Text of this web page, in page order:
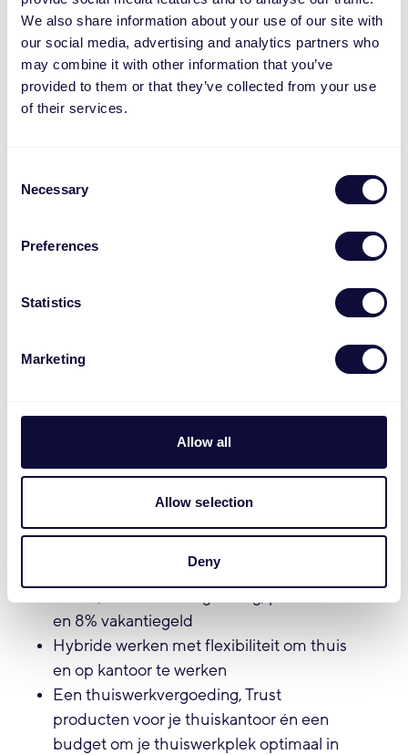
We also share information about your use of our site with
our social media, advertising and analytics partners who
may combine it with other information that you’ve
provided to them or that they’ve collected from your use
of their services.
Selection
Necessary
Preferences
Statistics
Marketing
Allow all
Allow selection
Deny
werk- en denkniveau
Je hebt ervaring met
softwareontwikkeling in Kotlin
Je hebt ervaring met mobile app
development (Android en/of iOS)
graag leren
Je beheerst de Nederlandse en Engelse
Ervaring met Jetpack Compose, SwiftUI
Ervaring met back-end development in
Ervaring met embedded development in
Wat wij bieden
Een salaris passend bij jouw werkervaring,
en 8% vakantiegeld
Hybride werken met flexibiliteit om thuis
en op kantoor te werken
Een thuiswerkvergoeding, Trust
producten voor je thuiskantoor én een
budget om je thuiswerkplek optimaal in